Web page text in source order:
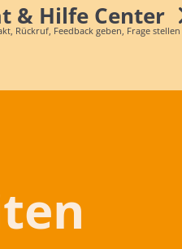
& Hilfe Center
Rückruf, Feedback geben, Frage stellen